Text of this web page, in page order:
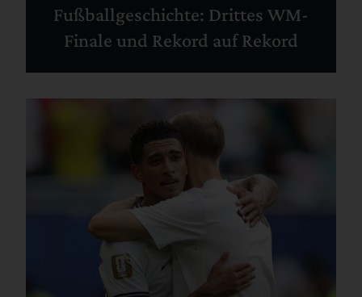
Fußballgeschichte: Drittes WM-
Finale und Rekord auf Rekord